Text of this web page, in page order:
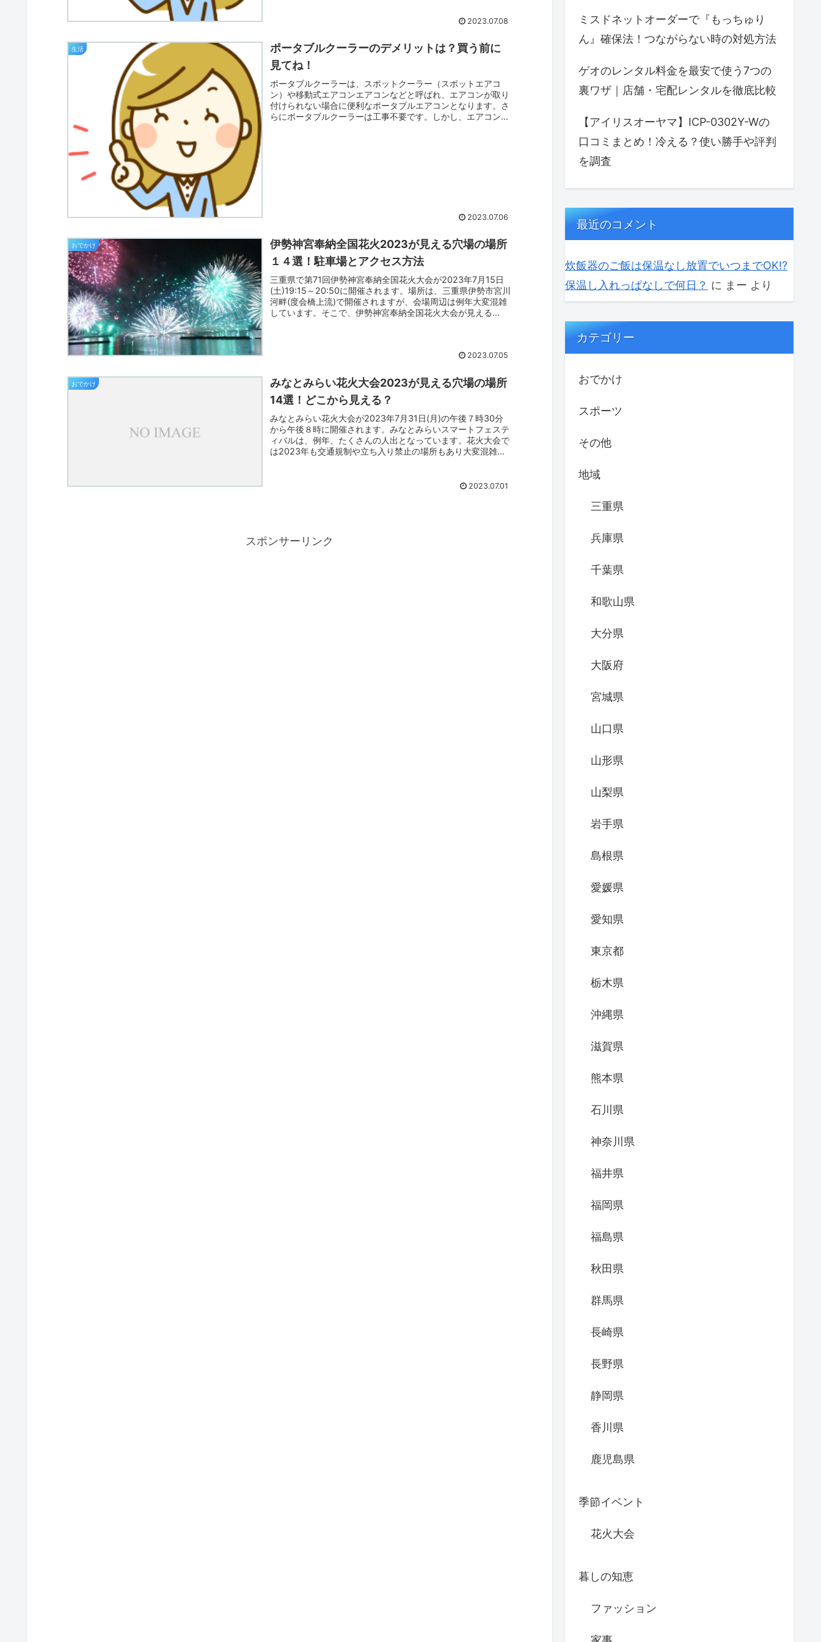
2023.07.08
生活
ポータブルクーラーのデメリットは？買う前に
見てね！
ポータブルクーラーは、スポットクーラー（スポットエアコ
ン）や移動式エアコンエアコンなどと呼ばれ、エアコンが取り
付けられない場合に便利なポータブルエアコンとなります。さ
らにポータブルクーラーは工事不要です。しかし、エアコンと
2023.07.06
おでかけ
伊勢神宮奉納全国花火2023が見える穴場の場所
１４選！駐車場とアクセス方法
三重県で第71回伊勢神宮奉納全国花火大会が2023年7月15日
(土)19:15～20:50に開催されます。場所は、三重県伊勢市宮川
河畔(度会橋上流)で開催されますが、会場周辺は例年大変混雑
しています。そこで、伊勢神宮奉納全国花火大会が見える...
2023.07.05
おでかけ
みなとみらい花火大会2023が見える穴場の場所
14選！どこから見える？
みなとみらい花火大会が2023年7月31日(月)の午後７時30分
から午後８時に開催されます。みなとみらいスマートフェステ
ィバルは、例年、たくさんの人出となっています。花火大会で
は2023年も交通規制や立ち入り禁止の場所もあり大変混雑し
2023.07.01
スポンサーリンク
ミスドネットオーダーで『もっちゅり
ん』確保法！つながらない時の対処方法
ゲオのレンタル料金を最安で使う7つの
裏ワザ｜店舗・宅配レンタルを徹底比較
【アイリスオーヤマ】ICP-0302Y-Wの
口コミまとめ！冷える？使い勝手や評判
を調査
最近のコメント
炊飯器のご飯は保温なし放置でいつまでOK⁉
保温し入れっぱなしで何日？ に まー より
カテゴリー
おでかけ
スポーツ
その他
地域
三重県
兵庫県
千葉県
和歌山県
大分県
大阪府
宮城県
山口県
山形県
山梨県
岩手県
島根県
愛媛県
愛知県
東京都
栃木県
沖縄県
滋賀県
熊本県
石川県
神奈川県
福井県
福岡県
福島県
秋田県
群馬県
長崎県
長野県
静岡県
香川県
鹿児島県
季節イベント
花火大会
暮しの知恵
ファッション